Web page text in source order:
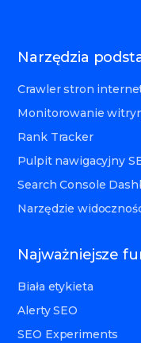
Narzędzia
Crawler stron
Monitorowanie
Rank Tracker
Pulpit nawigacyjny
Search Console
Narzędzie
Najważniejsze
Biała etykieta
Alerty SEO
SEO Experiments